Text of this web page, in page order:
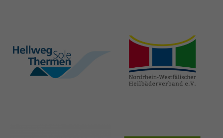
hellweg-sole-
thermen.de
heilbaeder.de